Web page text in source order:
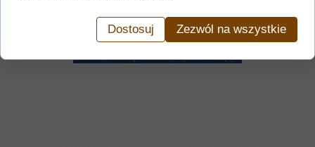
Dostosuj Zezwól na wszystkie